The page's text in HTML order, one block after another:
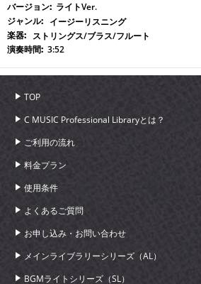
ライトVer.
イージーリスニング
ストリングス/ブラス/フルート
3:52
TOP
C MUSIC Professional Libraryとは？
ご利用の流れ
料金プラン
使用条件
よくあるご質問
お申し込み・お問い合わせ
メインライブラリーシリーズ（AL）
BGMライトシリーズ（SL）